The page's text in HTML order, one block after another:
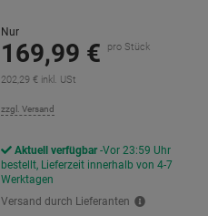
Nur
169,99 € pro Stück
202,29 € inkl. USt
zzgl. Versand
Aktuell verfügbar Vor 23:59 Uhr
bestellt, Lieferzeit innerhalb von 4-7
Werktagen
Versand durch Lieferanten